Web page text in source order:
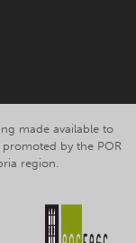
made available to
by the POR
region.